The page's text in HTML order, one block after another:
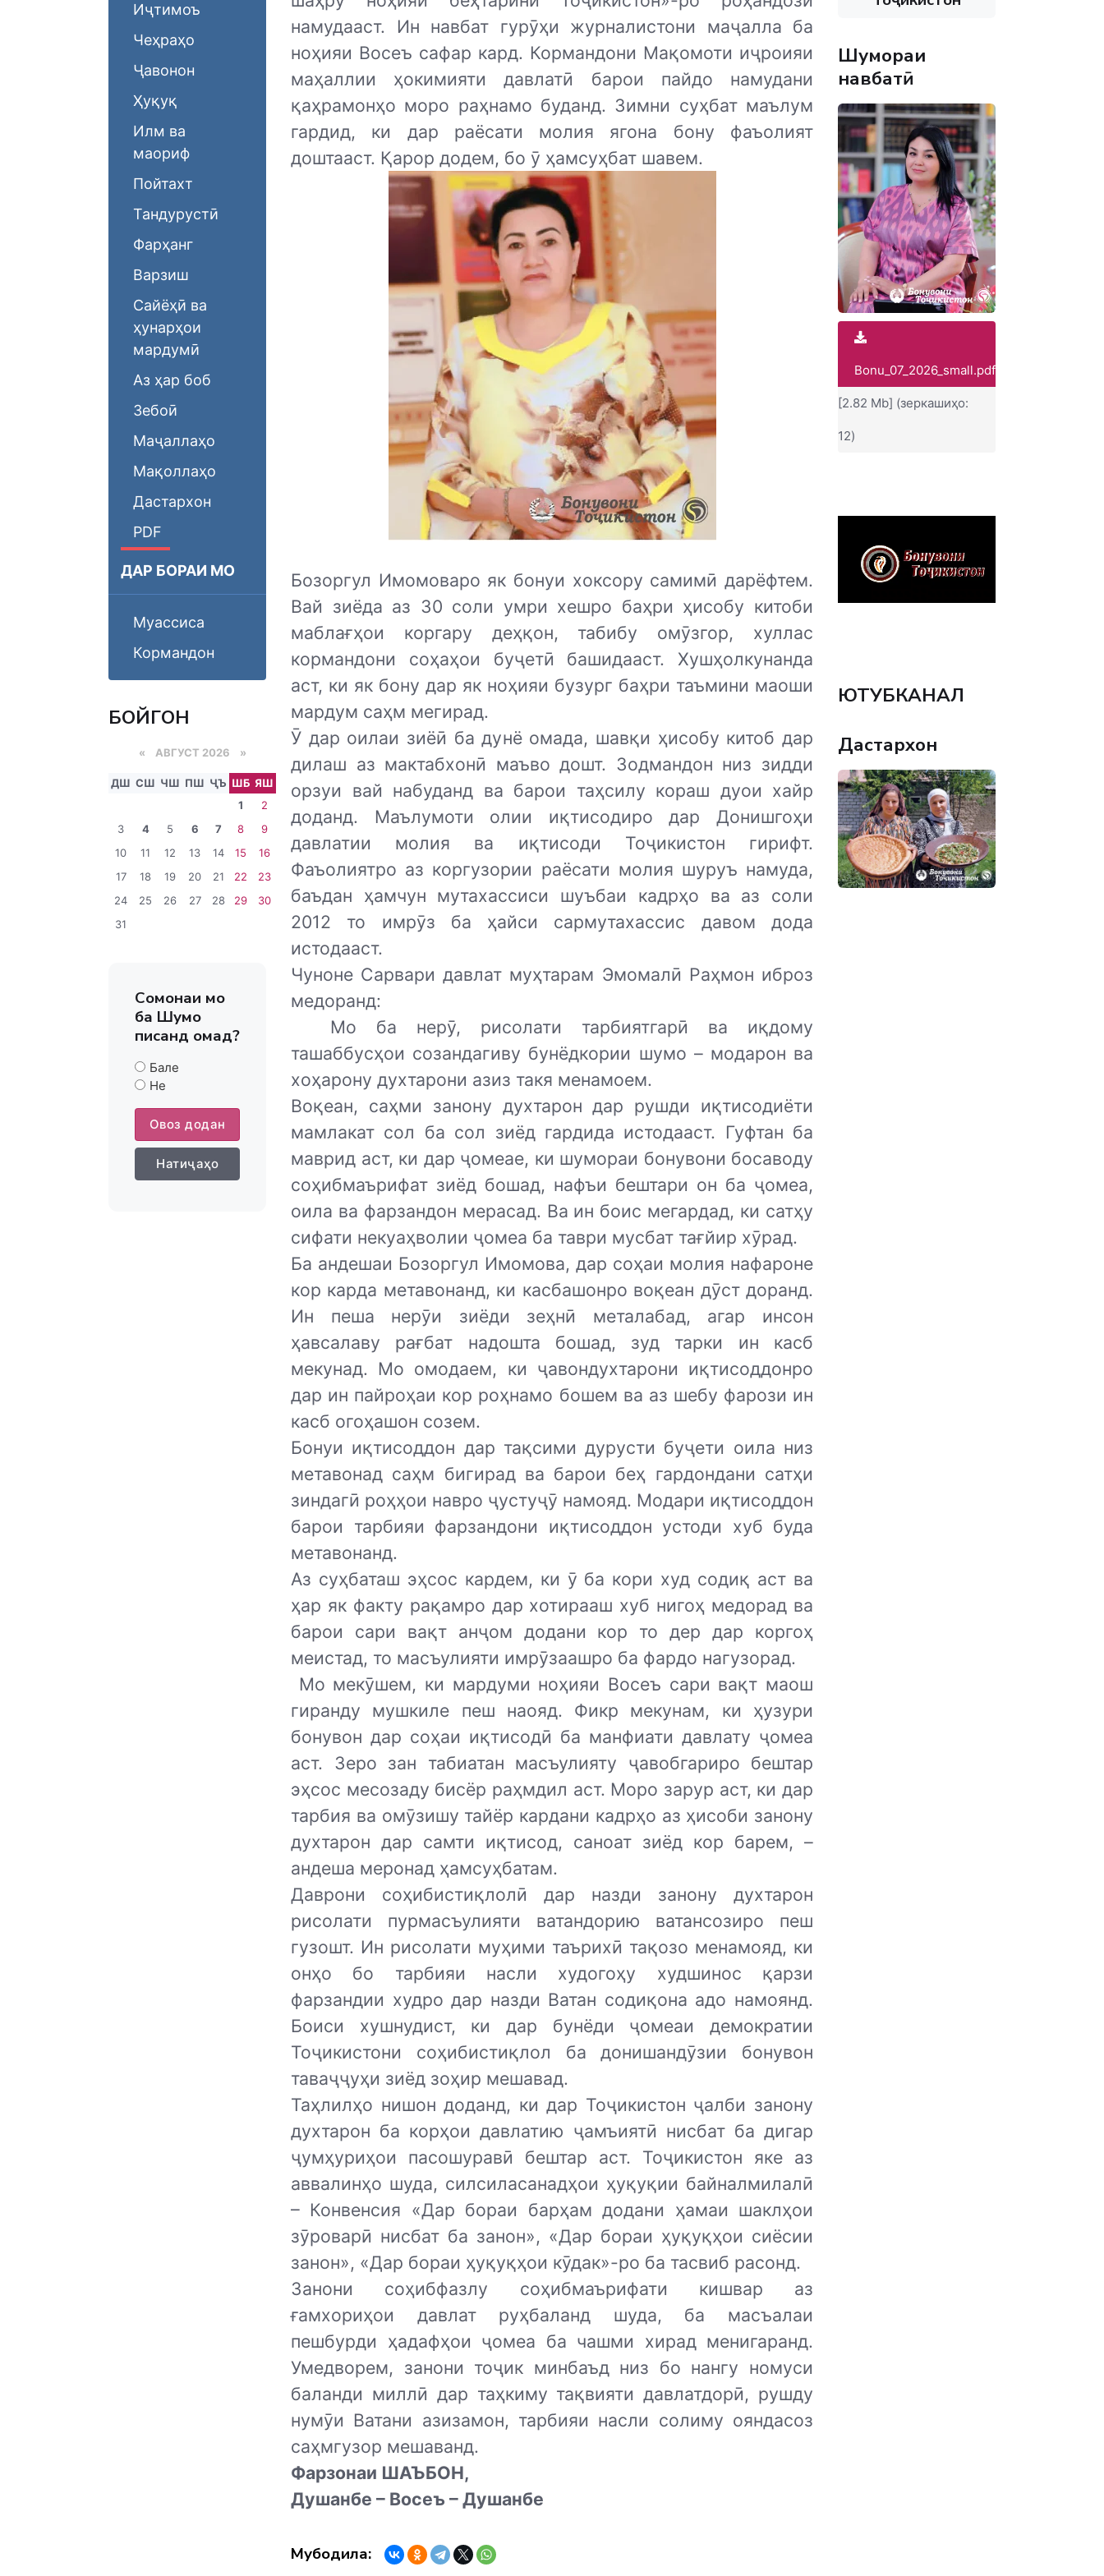
Иҷтимоъ
Чеҳраҳо
Ҷавонон
Ҳуқуқ
Илм ва
маориф
Пойтахт
Тандурустӣ
Фарҳанг
Варзиш
Сайёҳӣ ва
ҳунарҳои
мардумӣ
Аз ҳар боб
Зебоӣ
Маҷаллаҳо
Мақоллаҳо
Дастархон
PDF
ДАР БОРАИ МО
Муассиса
Кормандон
БОЙГОНӢ
« АВГУСТ 2026 »
ДШ СШ ЧШ ПШ ҶЪ ШБ ЯШ
1
2
3
4 5 6 7 8
9
10
11 12 13 14 15
16
17
18 19 20 21 22
23
24
25 26 27 28 29
30
31
Сомонаи мо
ба Шумо
писанд омад?
Бале
Не
Овоз додан
Натиҷаҳо
намудааст. Ин навбат гурӯҳи журналистони маҷалла ба
ноҳияи Восеъ сафар кард. Кормандони Мақомоти иҷроияи
маҳаллии ҳокимияти давлатӣ барои пайдо намудани
қаҳрамонҳо моро раҳнамо буданд. Зимни суҳбат маълум
гардид, ки дар раёсати молия ягона бону фаъолият
доштааст. Қарор додем, бо ӯ ҳамсуҳбат шавем.
Бозоргул Имомоваро як бонуи хоксору самимӣ дарёфтем.
Вай зиёда аз 30 соли умри хешро баҳри ҳисобу китоби
маблағҳои коргару деҳқон, табибу омӯзгор, хуллас
кормандони соҳаҳои буҷетӣ башидааст. Хушҳолкунанда
аст, ки як бону дар як ноҳияи бузург баҳри таъмини маоши
мардум саҳм мегирад.
Ӯ дар оилаи зиёӣ ба дунё омада, шавқи ҳисобу китоб дар
дилаш аз мактабхонӣ маъво дошт. Зодмандон низ зидди
орзуи вай набуданд ва барои таҳсилу кораш дуои хайр
доданд. Маълумоти олии иқтисодиро дар Донишгоҳи
давлатии молия ва иқтисоди Тоҷикистон гирифт.
Фаъолиятро аз коргузории раёсати молия шуруъ намуда,
баъдан ҳамчун мутахассиси шуъбаи кадрҳо ва аз соли
2012 то имрӯз ба ҳайси сармутахассис давом дода
истодааст.
Чуноне Сарвари давлат муҳтарам Эмомалӣ Раҳмон иброз
медоранд:
Мо ба нерӯ, рисолати тарбиятгарӣ ва иқдому
ташаббусҳои созандагиву бунёдкории шумо – модарон ва
хоҳарону духтарони азиз такя менамоем.
Воқеан, саҳми занону духтарон дар рушди иқтисодиёти
мамлакат сол ба сол зиёд гардида истодааст. Гуфтан ба
маврид аст, ки дар ҷомеае, ки шумораи бонувони босаводу
соҳибмаърифат зиёд бошад, нафъи бештари он ба ҷомеа,
оила ва фарзандон мерасад. Ва ин боис мегардад, ки сатҳу
сифати некуаҳволии ҷомеа ба таври мусбат тағйир хӯрад.
Ба андешаи Бозоргул Имомова, дар соҳаи молия нафароне
кор карда метавонанд, ки касбашонро воқеан дӯст доранд.
Ин пеша нерӯи зиёди зеҳнӣ металабад, агар инсон
ҳавсалаву рағбат надошта бошад, зуд тарки ин касб
мекунад. Мо омодаем, ки ҷавондухтарони иқтисоддонро
дар ин пайроҳаи кор роҳнамо бошем ва аз шебу фарози ин
касб огоҳашон созем.
Бонуи иқтисоддон дар тақсими дурусти буҷети оила низ
метавонад саҳм бигирад ва барои беҳ гардондани сатҳи
зиндагӣ роҳҳои нав­ро ҷустуҷӯ намояд. Модари иқтисоддон
барои тарбияи фарзандони иқтисоддон устоди хуб буда
метавонанд.
Аз суҳбаташ эҳсос кардем, ки ӯ ба кори худ содиқ аст ва
ҳар як факту рақамро дар хотирааш хуб нигоҳ медорад ва
барои сари вақт анҷом додани кор то дер дар коргоҳ
меистад, то масъулияти имрӯзаашро ба фардо нагузорад.
Мо мекӯшем, ки мардуми ноҳияи Восеъ сари вақт маош
гиранду мушкиле пеш наояд. Фикр мекунам, ки ҳузури
бонувон дар соҳаи иқтисодӣ ба манфиати давлату ҷомеа
аст. Зеро зан табиатан масъулияту ҷавобгариро бештар
эҳсос месозаду бисёр раҳмдил аст. Моро зарур аст, ки дар
тарбия ва омӯзишу тайёр кардани кадрҳо аз ҳисоби занону
духтарон дар самти иқтисод, саноат зиёд кор барем, –
андеша меронад ҳамсуҳбатам.
Даврони соҳибистиқлолӣ дар назди занону духтарон
рисолати пурмасъулияти ватандорию ватансозиро пеш
гузошт. Ин рисолати муҳими таърихӣ тақозо менамояд, ки
онҳо бо тарбияи насли худогоҳу худшинос қарзи
фарзандии худро дар назди Ватан содиқона адо намоянд.
Боиси хушнудист, ки дар бунёди ҷомеаи демократии
Тоҷикистони соҳибистиқлол ба донишандӯзии бонувон
таваҷҷуҳи зиёд зоҳир мешавад.
Таҳлилҳо нишон доданд, ки дар Тоҷикистон ҷалби занону
духтарон ба корҳои давлатию ҷамъиятӣ нисбат ба дигар
ҷумҳуриҳои пасошуравӣ бештар аст. Тоҷикистон яке аз
аввалинҳо шуда, силсиласанадҳои ҳуқуқии байналмилалӣ
– Конвенсия «Дар бораи барҳам додани ҳамаи шаклҳои
зӯроварӣ нисбат ба занон», «Дар бораи ҳуқуқҳои сиёсии
занон», «Дар бораи ҳуқуқҳои кӯдак»-ро ба тасвиб расонд.
Занони соҳибфазлу соҳибмаърифати кишвар аз
ғамхориҳои давлат руҳбаланд шуда, ба масъалаи
пешбурди ҳадафҳои ҷомеа ба чашми хирад менигаранд.
Умедворем, занони тоҷик минбаъд низ бо нангу номуси
баланди миллӣ дар таҳкиму тақвияти давлатдорӣ, рушду
нумӯи Ватани азизамон, тарбияи насли солиму ояндасоз
саҳмгузор мешаванд.
Фарзонаи ШАЪБОН,
Душанбе – Восеъ – Душанбе
Мубодила:
Шумораи
навбатӣ
Bonu_07_2026_small.pdf
[2.82 Mb] (зеркашиҳо:
12)
ЮТУБКАНАЛ
Дастархон